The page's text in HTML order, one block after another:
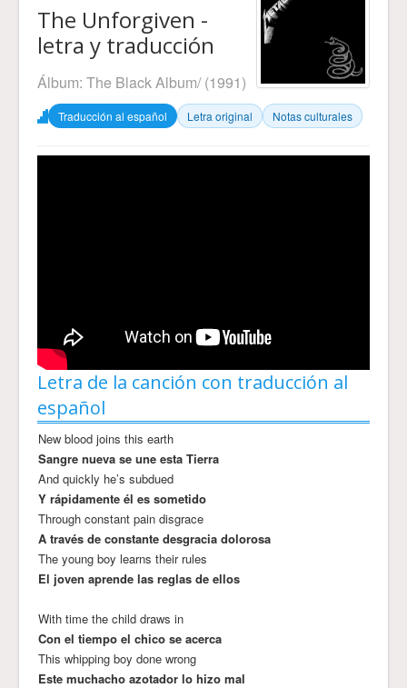
The Unforgiven -
letra y traducción
Álbum: The Black Album/(1991)
Traducción al español Letra original Notas culturales
Letra de la canción con traducción al
español
New blood joins this earth
Sangre nueva se une esta Tierra
And quickly he’s subdued
Y rápidamente él es sometido
Through constant pain disgrace
A través de constante desgracia dolorosa
The young boy learns their rules
El joven aprende las reglas de ellos
With time the child draws in
Con el tiempo el chico se acerca
This whipping boy done wrong
Este muchacho azotador lo hizo mal